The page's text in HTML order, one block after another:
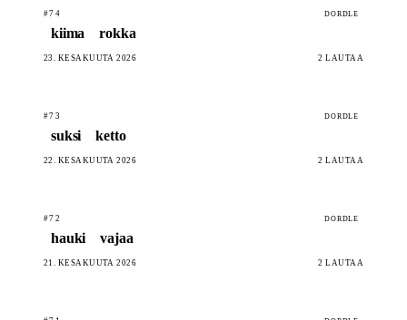
#74 DORDLE
kiima rokka
23. KESÄKUUTA 2026 2 LAUTAA
#73 DORDLE
suksi ketto
22. KESÄKUUTA 2026 2 LAUTAA
#72 DORDLE
hauki vajaa
21. KESÄKUUTA 2026 2 LAUTAA